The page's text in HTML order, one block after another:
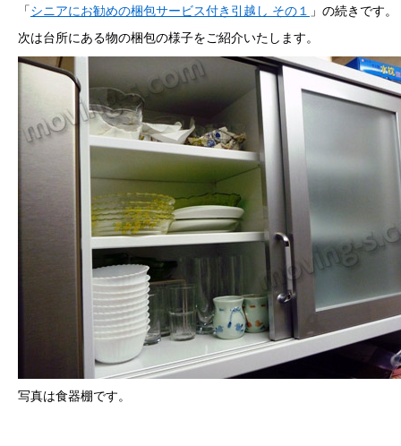
「 シニアにお勧めの梱包サービス付き引越し その１ 」の続きです。
次は台所にある物の梱包の様子をご紹介いたします。
写真は食器棚です。